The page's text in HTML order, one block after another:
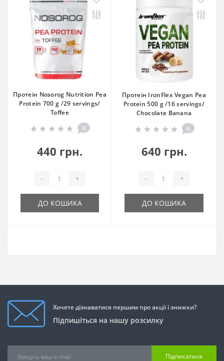
Протеїн Nosorog Nutrition Pea
Protein 700 g /29 servings/
Toffee
0
440 грн.
- +
ДО КОШИКА
Протеїн IronFlex Vegan Pea
Protein 500 g /16 servings/
Chocolate Banana
0
640 грн.
- +
ДО КОШИКА
Хочете дізнаватися першим про акції і знижки?
Підпишіться на нашу розсилку
Підписатися